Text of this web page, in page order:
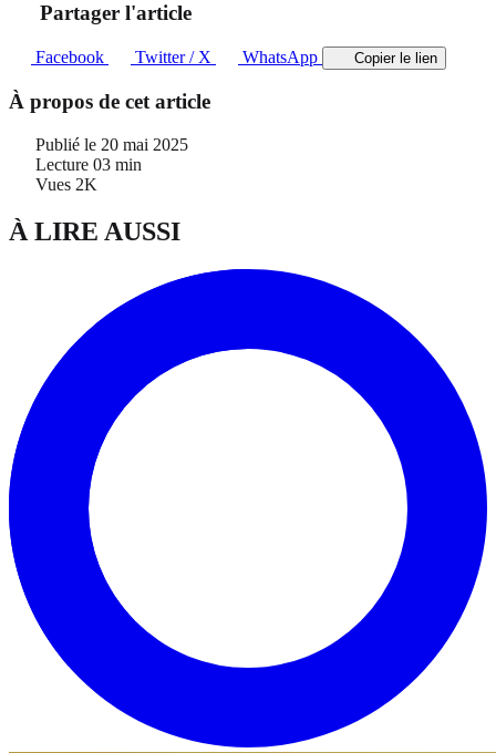
Partager l'article
Facebook Twitter / X WhatsApp Copier le lien
À propos de cet article
Publié le 20 mai 2025
Lecture 03 min
Vues 2K
À LIRE AUSSI